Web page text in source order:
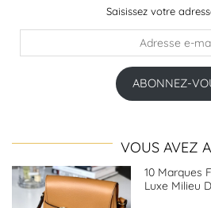
Saisissez votre
ABONNEZ-
VOUS AVEZ
10 Marques
Luxe Milieu